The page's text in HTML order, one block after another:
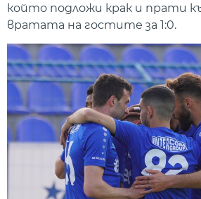
който подложи крак и прати
вратата на гостите за 1:0.